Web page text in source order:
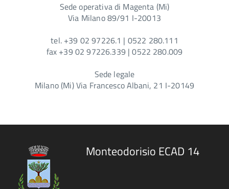
Sede operativa di Magenta (Mi)
Via Milano 89/91 I-20013
tel. +39 02 97226.1 | 0522 280.111
fax +39 02 97226.339 | 0522 280.009
Sede legale
Milano (Mi) Via Francesco Albani, 21 I-20149
Monteodorisio ECAD 14